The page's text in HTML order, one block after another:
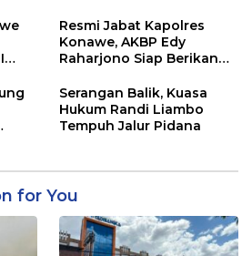
Resmi Jabat Kapolres
Konawe, AKBP Edy
Raharjono Siap Berikan
Serangan Balik, Kuasa
Hukum Randi Liambo
Tempuh Jalur Pidana
for You